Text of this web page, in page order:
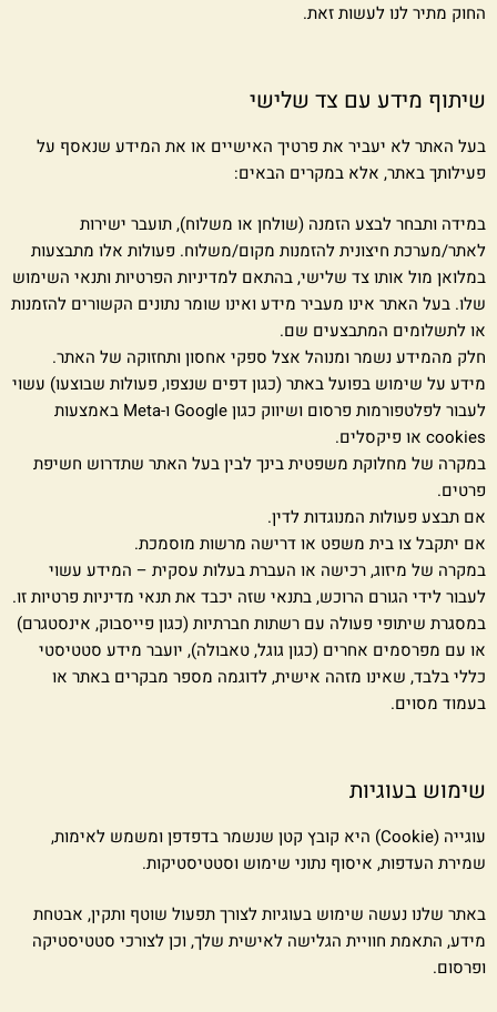
החוק מתיר לנו לעשות זאת.
שיתוף מידע עם צד שלישי
בעל האתר לא יעביר את פרטיך האישיים או את המידע שנאסף על
פעילותך באתר, אלא במקרים הבאים:
במידה ותבחר לבצע הזמנה (שולחן או משלוח), תועבר ישירות
לאתר/מערכת חיצונית להזמנות מקום/משלוח. פעולות אלו מתבצעות
במלואן מול אותו צד שלישי, בהתאם למדיניות הפרטיות ותנאי השימוש
שלו. בעל האתר אינו מעביר מידע ואינו שומר נתונים הקשורים להזמנות
או לתשלומים המתבצעים שם.
חלק מהמידע נשמר ומנוהל אצל ספקי אחסון ותחזוקה של האתר.
מידע על שימוש בפועל באתר (כגון דפים שנצפו, פעולות שבוצעו) עשוי
לעבור לפלטפורמות פרסום ושיווק כגון Google ו-Meta באמצעות
cookies או פיקסלים.
במקרה של מחלוקת משפטית בינך לבין בעל האתר שתדרוש חשיפת
פרטים.
אם תבצע פעולות המנוגדות לדין.
אם יתקבל צו בית משפט או דרישה מרשות מוסמכת.
במקרה של מיזוג, רכישה או העברת בעלות עסקית – המידע עשוי
לעבור לידי הגורם הרוכש, בתנאי שזה יכבד את תנאי מדיניות פרטיות זו.
במסגרת שיתופי פעולה עם רשתות חברתיות (כגון פייסבוק, אינסטגרם)
או עם מפרסמים אחרים (כגון גוגל, טאבולה), יועבר מידע סטטיסטי
כללי בלבד, שאינו מזהה אישית, לדוגמה מספר מבקרים באתר או
בעמוד מסוים.
שימוש בעוגיות
עוגייה (Cookie) היא קובץ קטן שנשמר בדפדפן ומשמש לאימות,
שמירת העדפות, איסוף נתוני שימוש וסטטיסטיקות.
באתר שלנו נעשה שימוש בעוגיות לצורך תפעול שוטף ותקין, אבטחת
מידע, התאמת חוויית הגלישה לאישית שלך, וכן לצורכי סטטיסטיקה
ופרסום.